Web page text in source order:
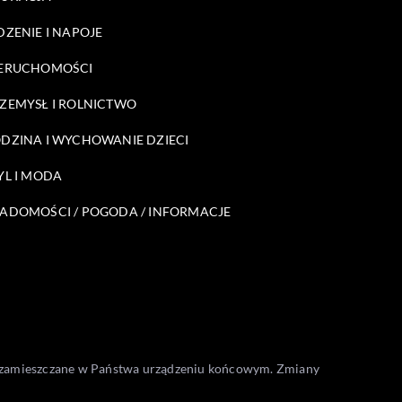
I NAPOJE
I ROLNICTWO
I WYCHOWANIE DZIECI
I MODA
/ POGODA / INFORMACJE
w Państwa urządzeniu końcowym. Zmiany